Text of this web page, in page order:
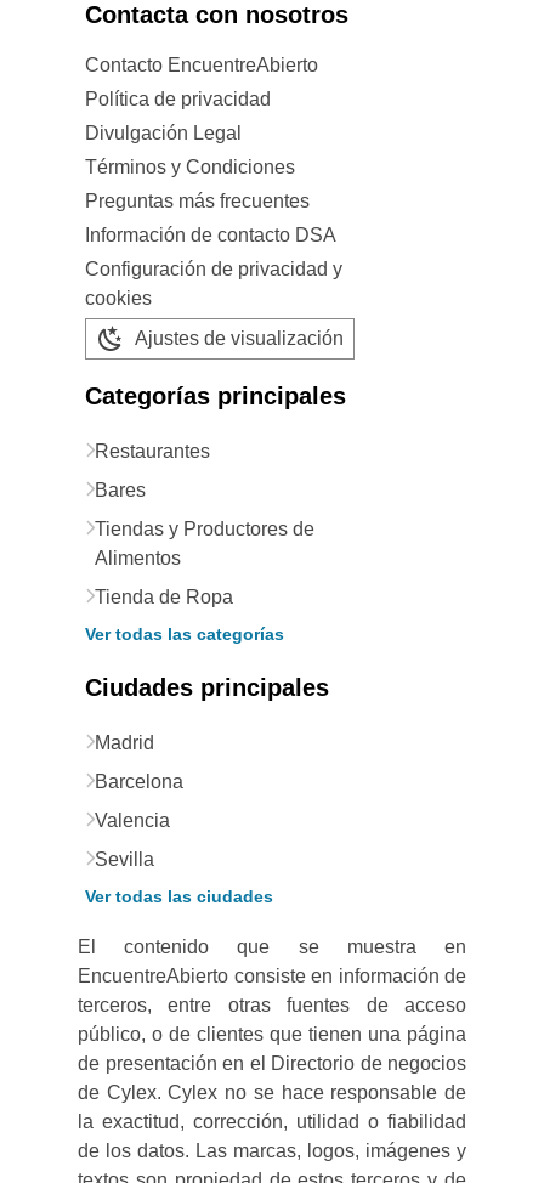
Contacta con nosotros
Contacto EncuentreAbierto
Política de privacidad
Divulgación Legal
Términos y Condiciones
Preguntas más frecuentes
Información de contacto DSA
Configuración de privacidad y
cookies
Ajustes de visualización
Categorías principales
Restaurantes
Bares
Tiendas y Productores de
Alimentos
Tienda de Ropa
Ver todas las categorías
Ciudades principales
Madrid
Barcelona
Valencia
Sevilla
Ver todas las ciudades
El contenido que se muestra en
EncuentreAbierto consiste en información de
terceros, entre otras fuentes de acceso
público, o de clientes que tienen una página
de presentación en el Directorio de negocios
de Cylex. Cylex no se hace responsable de
la exactitud, corrección, utilidad o fiabilidad
de los datos. Las marcas, logos, imágenes y